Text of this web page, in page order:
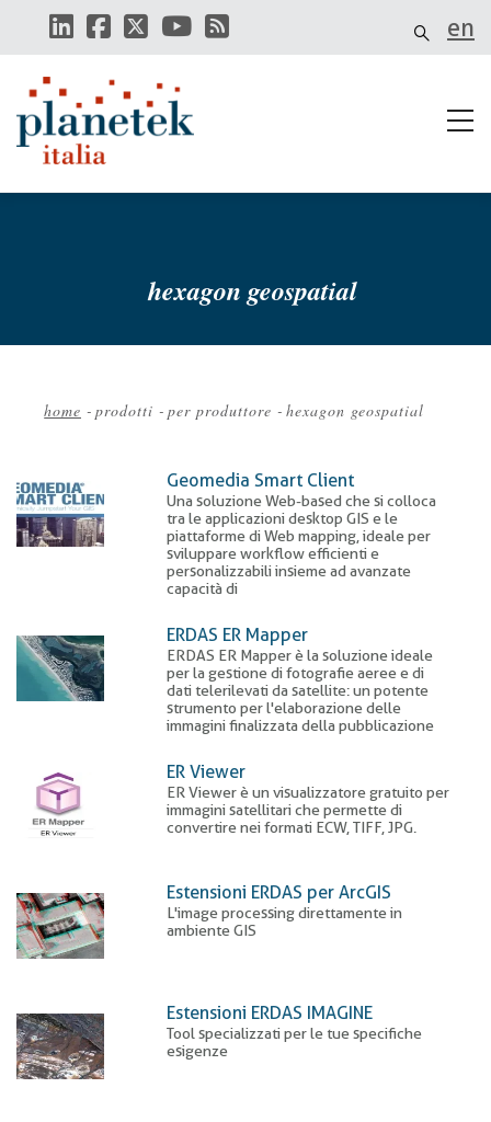
contenuto
en
hexagon geospatial
pane
home - prodotti - per produttore - hexagon geospatial
Geomedia Smart Client
Una soluzione Web-based che si colloca
tra le applicazioni desktop GIS e le
piattaforme di Web mapping, ideale per
sviluppare workflow efficienti e
personalizzabili insieme ad avanzate
capacità di
ERDAS ER Mapper
ERDAS ER Mapper è la soluzione ideale
per la gestione di fotografie aeree e di
dati telerilevati da satellite: un potente
strumento per l'elaborazione delle
immagini finalizzata della pubblicazione
ER Viewer
ER Viewer è un visualizzatore gratuito per
immagini satellitari che permette di
convertire nei formati ECW, TIFF, JPG.
Estensioni ERDAS per ArcGIS
L'image processing direttamente in
ambiente GIS
Estensioni ERDAS IMAGINE
Tool specializzati per le tue specifiche
esigenze